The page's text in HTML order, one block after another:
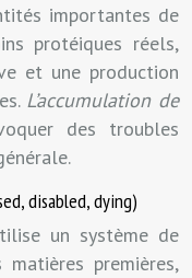
importantes de
protéiques réels,
et une production
L’accumulation de
des troubles
disabled, dying)
un système de
premières,